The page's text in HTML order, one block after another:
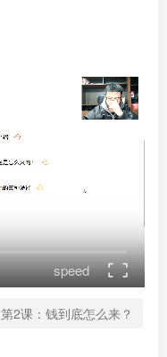
speed
第2课：钱到底怎么来？